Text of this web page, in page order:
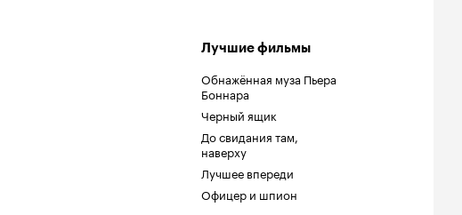
Лучшие фильмы
Обнажённая муза Пьера
Боннара
Черный ящик
До свидания там,
наверху
Лучшее впереди
Офицер и шпион